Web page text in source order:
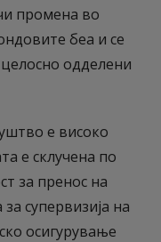
промена во
беа и се
одделени
е високо
е склучена по
за пренос на
супервизија на
осигурување